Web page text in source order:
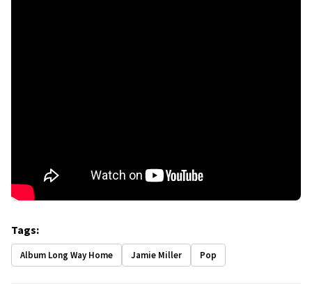
Tags:
Album Long Way Home Jamie Miller Pop